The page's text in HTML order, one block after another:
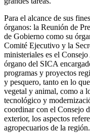
Para el alcance de sus
órganos: la Reunión de
de Gobierno como su
Comité Ejecutivo y la
ministeriales es el
órgano del SICA
programas y proyectos
y pesquero, tanto en lo
vegetal y animal, como a
tecnológico y
coordinar con el Consejo
exterior, los aspectos
agropecuarios de la región.